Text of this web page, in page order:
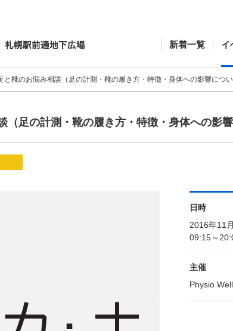
新着一覧 イ
と靴のお悩み相談（足の計測・靴の履き方・特徴・身体への影響につい
（足の計測・靴の履き方・特徴・身体への影響
日時
2016年11
09:15～
主催
Physio